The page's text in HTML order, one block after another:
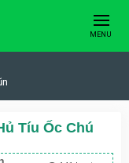
MENU
Tíu Ốc Chú